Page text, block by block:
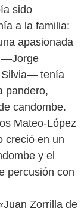
sido
a la familia:
apasionada
—Jorge
Silvia— tenía
pandero,
candombe.
Mateo-López
creció en un
y el
percusión con
Zorrilla de